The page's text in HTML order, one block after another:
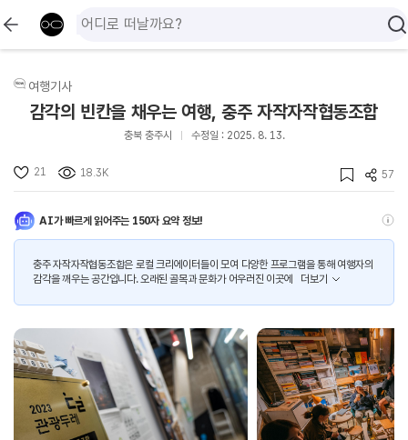
여행기사
감각의 빈칸을 채우는 여행, 충주 자작자작협동조합
충북 충주시 수정일 : 2025. 8. 13.
21 18.3K 57
AI가 빠르게 읽어주는 150자 요약 정보!
충주 자작자작협동조합은 로컬 크리에이터들이 모여 다양한 프로그램을 통해 여행자의
감각을 깨우는 공간입니다. 오래된 골목과 문화가 어우러진 이곳에
더보기